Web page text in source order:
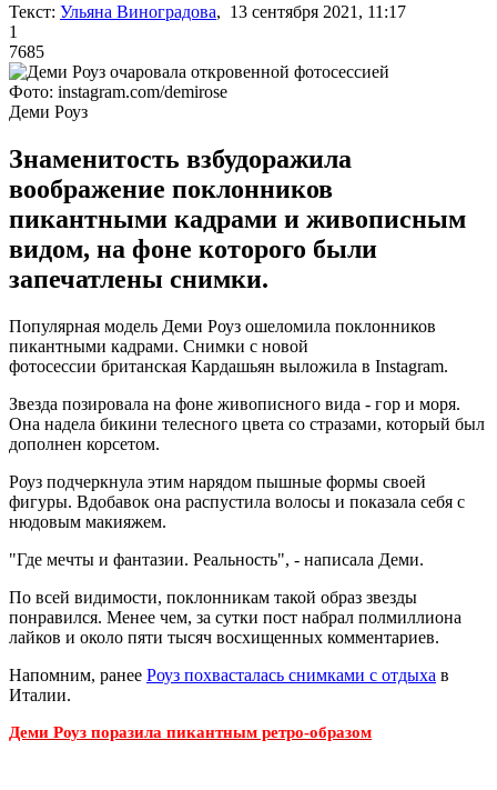
Текст: Ульяна Виноградова, 13 сентября 2021, 11:17
1
7685
Фото: instagram.com/demirose
Деми Роуз
Знаменитость взбудоражила
воображение поклонников
пикантными кадрами и живописным
видом, на фоне которого были
запечатлены снимки.
Популярная модель Деми Роуз ошеломила поклонников
пикантными кадрами. Снимки с новой
фотосессии британская Кардашьян выложила в Instagram.
Звезда позировала на фоне живописного вида - гор и моря.
Она надела бикини телесного цвета со стразами, который был
дополнен корсетом.
Роуз подчеркнула этим нарядом пышные формы своей
фигуры. Вдобавок она распустила волосы и показала себя с
нюдовым макияжем.
"Где мечты и фантазии. Реальность", - написала Деми.
По всей видимости, поклонникам такой образ звезды
понравился. Менее чем, за сутки пост набрал полмиллиона
лайков и около пяти тысяч восхищенных комментариев.
Напомним, ранее Роуз похвасталась снимками с отдыха в
Италии.
Деми Роуз поразила пикантным ретро-образом